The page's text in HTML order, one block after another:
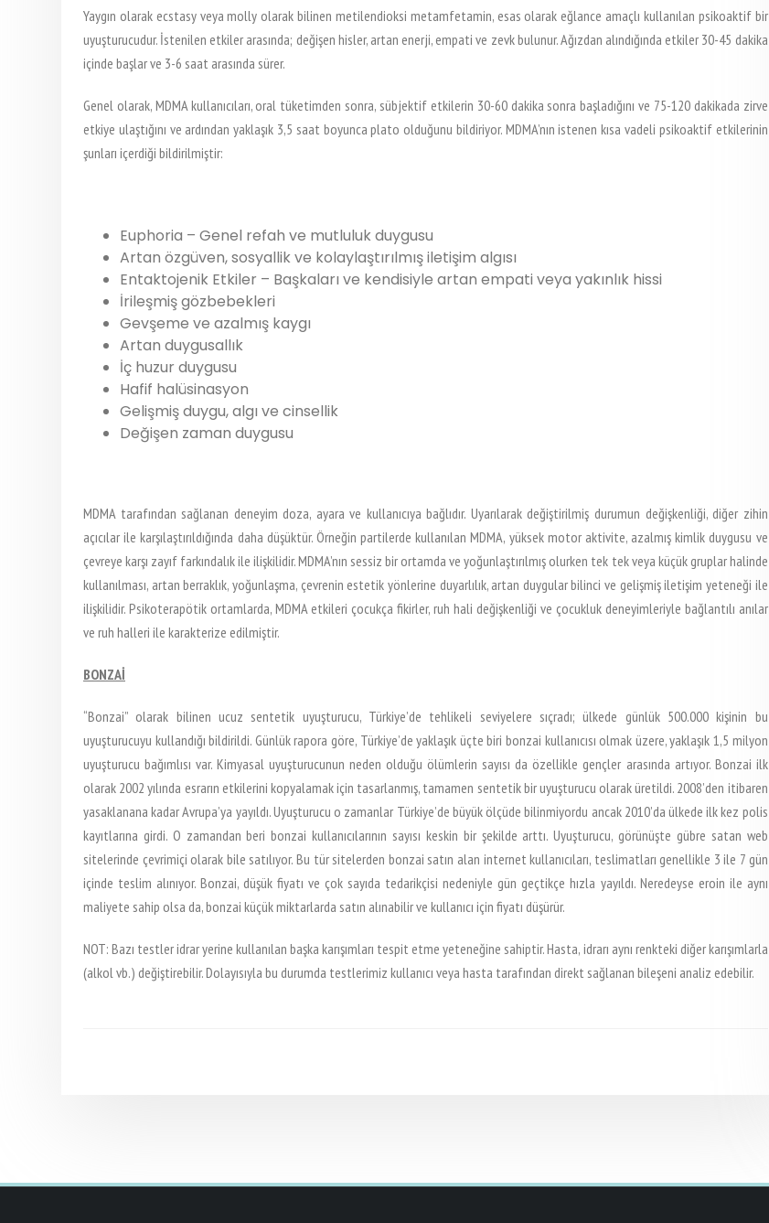
Yaygın olarak ecstasy veya molly olarak bilinen metilendioksi metamfetamin, esas olarak eğlance amaçlı kullanılan psikoaktif bir
uyuşturucudur. İstenilen etkiler arasında; değişen hisler, artan enerji, empati ve zevk bulunur. Ağızdan alındığında etkiler 30-45 dakika
içinde başlar ve 3-6 saat arasında sürer.
Genel olarak, MDMA kullanıcıları, oral tüketimden sonra, sübjektif etkilerin 30-60 dakika sonra başladığını ve 75-120 dakikada zirve
etkiye ulaştığını ve ardından yaklaşık 3,5 saat boyunca plato olduğunu bildiriyor. MDMA’nın istenen kısa vadeli psikoaktif etkilerinin
şunları içerdiği bildirilmiştir:
Euphoria – Genel refah ve mutluluk duygusu
Artan özgüven, sosyallik ve kolaylaştırılmış iletişim algısı
Entaktojenik Etkiler – Başkaları ve kendisiyle artan empati veya yakınlık hissi
İrileşmiş gözbebekleri
Gevşeme ve azalmış kaygı
Artan duygusallık
İç huzur duygusu
Hafif halüsinasyon
Gelişmiş duygu, algı ve cinsellik
Değişen zaman duygusu
MDMA tarafından sağlanan deneyim doza, ayara ve kullanıcıya bağlıdır. Uyarılarak değiştirilmiş durumun değişkenliği, diğer zihin
açıcılar ile karşılaştırıldığında daha düşüktür. Örneğin partilerde kullanılan MDMA, yüksek motor aktivite, azalmış kimlik duygusu ve
çevreye karşı zayıf farkındalık ile ilişkilidir. MDMA’nın sessiz bir ortamda ve yoğunlaştırılmış olurken tek tek veya küçük gruplar halinde
kullanılması, artan berraklık, yoğunlaşma, çevrenin estetik yönlerine duyarlılık, artan duygular bilinci ve gelişmiş iletişim yeteneği ile
ilişkilidir. Psikoterapötik ortamlarda, MDMA etkileri çocukça fikirler, ruh hali değişkenliği ve çocukluk deneyimleriyle bağlantılı anılar
ve ruh halleri ile karakterize edilmiştir.
BONZAİ
“Bonzai” olarak bilinen ucuz sentetik uyuşturucu, Türkiye’de tehlikeli seviyelere sıçradı; ülkede günlük 500.000 kişinin bu
uyuşturucuyu kullandığı bildirildi. Günlük rapora göre, Türkiye’de yaklaşık üçte biri bonzai kullanıcısı olmak üzere, yaklaşık 1,5 milyon
uyuşturucu bağımlısı var. Kimyasal uyuşturucunun neden olduğu ölümlerin sayısı da özellikle gençler arasında artıyor. Bonzai ilk
olarak 2002 yılında esrarın etkilerini kopyalamak için tasarlanmış, tamamen sentetik bir uyuşturucu olarak üretildi. 2008’den itibaren
yasaklanana kadar Avrupa’ya yayıldı. Uyuşturucu o zamanlar Türkiye’de büyük ölçüde bilinmiyordu ancak 2010’da ülkede ilk kez polis
kayıtlarına girdi. O zamandan beri bonzai kullanıcılarının sayısı keskin bir şekilde arttı. Uyuşturucu, görünüşte gübre satan web
sitelerinde çevrimiçi olarak bile satılıyor. Bu tür sitelerden bonzai satın alan internet kullanıcıları, teslimatları genellikle 3 ile 7 gün
içinde teslim alınıyor. Bonzai, düşük fiyatı ve çok sayıda tedarikçisi nedeniyle gün geçtikçe hızla yayıldı. Neredeyse eroin ile aynı
maliyete sahip olsa da, bonzai küçük miktarlarda satın alınabilir ve kullanıcı için fiyatı düşürür.
NOT: Bazı testler idrar yerine kullanılan başka karışımları tespit etme yeteneğine sahiptir. Hasta, idrarı aynı renkteki diğer karışımlarla
(alkol vb.) değiştirebilir. Dolayısıyla bu durumda testlerimiz kullanıcı veya hasta tarafından direkt sağlanan bileşeni analiz edebilir.